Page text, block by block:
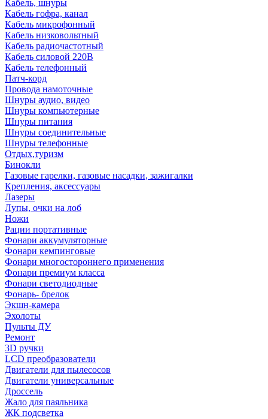
Кабель, шнуры
Кабель гофра, канал
Кабель микрофонный
Кабель низковольтный
Кабель радиочастотный
Кабель силовой 220В
Кабель телефонный
Патч-корд
Провода намоточные
Шнуры аудио, видео
Шнуры компьютерные
Шнуры питания
Шнуры соединительные
Шнуры телефонные
Отдых,туризм
Бинокли
Газовые гарелки, газовые насадки, зажигалки
Крепления, аксессуары
Лазеры
Лупы, очки на лоб
Ножи
Рации портативные
Фонари аккумуляторные
Фонари кемпинговые
Фонари многостороннего применения
Фонари премиум класса
Фонари светодиодные
Фонарь- брелок
Экшн-камера
Эхолоты
Пульты ДУ
Ремонт
3D ручки
LCD преобразователи
Двигатели для пылесосов
Двигатели универсальные
Дроссель
Жало для паяльника
ЖК подсветка